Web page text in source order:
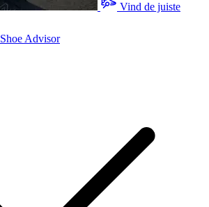
Vind de juiste
Shoe Advisor